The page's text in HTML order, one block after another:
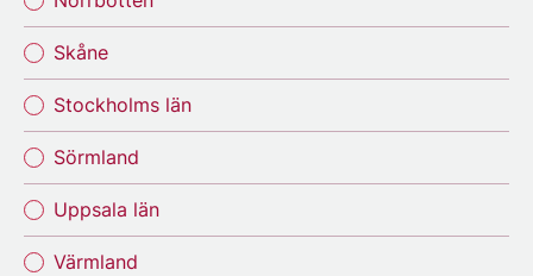
Skåne
Stockholms län
Sörmland
Uppsala län
Värmland